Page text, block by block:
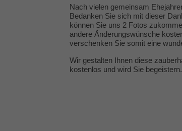
Nach vielen gemeinsam
Bedanken Sie sich mit dieser
können Sie uns 2 Fotos
andere Änderungswünsche
verschenken Sie somit eine
Wir gestalten Ihnen diese
kostenlos und wird Sie begeistern.